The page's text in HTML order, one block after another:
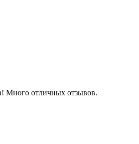
Много отличных отзывов.